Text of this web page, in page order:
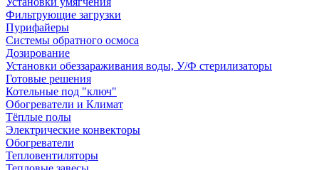
Фильтрующие загрузки
Пурифайеры
Системы обратного осмоса
Дозирование
Установки обеззараживания воды, У/Ф стерилизаторы
Готовые решения
Котельные под "ключ"
Обогреватели и Климат
Тёплые полы
Электрические конвекторы
Обогреватели
Тепловентиляторы